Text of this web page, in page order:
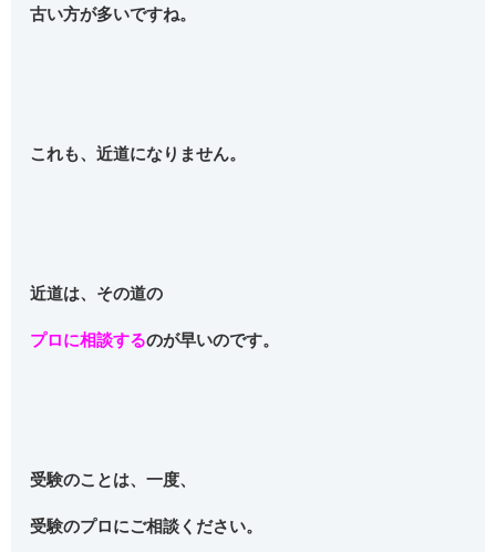
古い方が多いですね。
これも、近道になりません。
近道は、その道の
プロに相談するのが早いのです。
受験のことは、一度、
受験のプロにご相談ください。